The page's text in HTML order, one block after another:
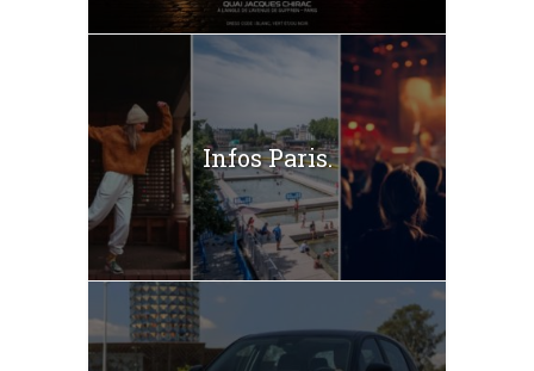
Infos Paris.